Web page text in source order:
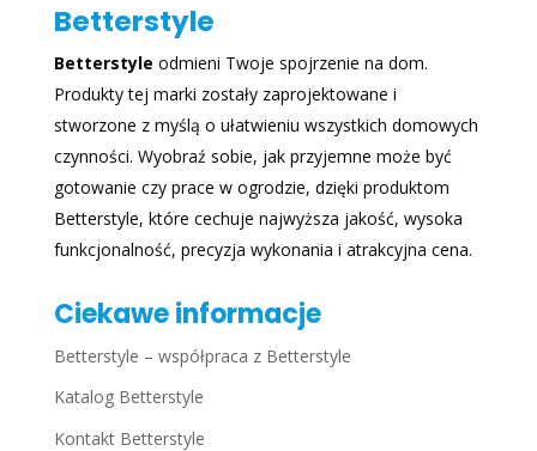
Betterstyle
Betterstyle odmieni Twoje spojrzenie na dom.
Produkty tej marki zostały zaprojektowane i
stworzone z myślą o ułatwieniu wszystkich domowych
czynności. Wyobraź sobie, jak przyjemne może być
gotowanie czy prace w ogrodzie, dzięki produktom
Betterstyle, które cechuje najwyższa jakość, wysoka
funkcjonalność, precyzja wykonania i atrakcyjna cena.
Ciekawe informacje
Betterstyle – współpraca z Betterstyle
Katalog Betterstyle
Kontakt Betterstyle